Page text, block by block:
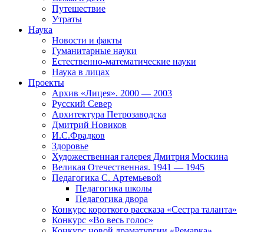
Путешествие
Утраты
Наука
Новости и факты
Гуманитарные науки
Естественно-математические науки
Наука в лицах
Проекты
Архив «Лицея». 2000 — 2003
Русский Север
Архитектура Петрозаводска
Дмитрий Новиков
И.С.Фрадков
Здоровье
Художественная галерея Дмитрия Москина
Великая Отечественная. 1941 — 1945
Педагогика С. Артемьевой
Педагогика школы
Педагогика двора
Конкурс короткого рассказа «Сестра таланта»
Конкурс «Во весь голос»